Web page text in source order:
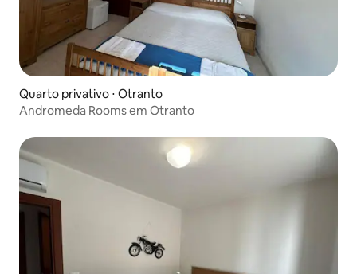
Quarto privativo ⋅ Otranto
Andromeda Rooms em Otranto